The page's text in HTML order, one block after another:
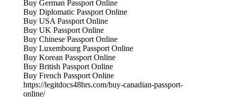
Buy German Passport Online
Buy Diplomatic Passport Online
Buy USA Passport Online
Buy UK Passport Online
Buy Chinese Passport Online
Buy Luxembourg Passport Online
Buy Korean Passport Online
Buy British Passport Online
Buy French Passport Online
https://legitdocs48hrs.com/buy-canadian-passport-
online/